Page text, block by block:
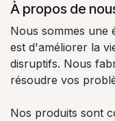
À propos de
Nous sommes une
est d'améliorer la
disruptifs. Nous
résoudre vos
Nos produits sont